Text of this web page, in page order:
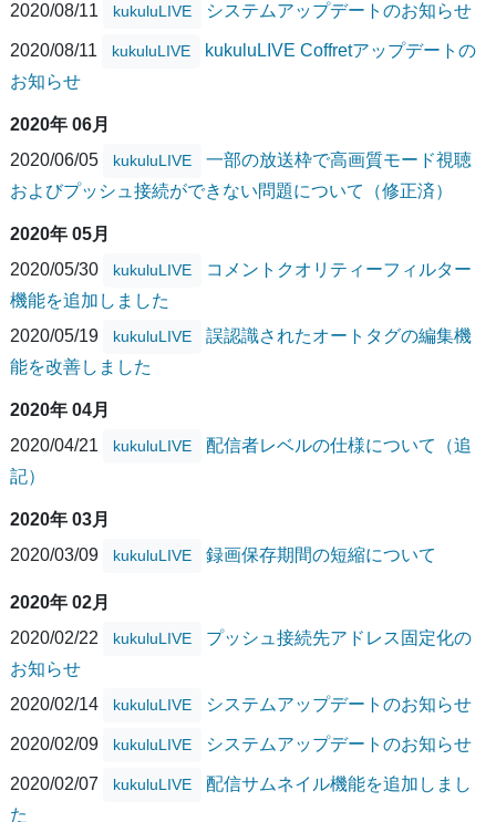
2020/08/11
kukuluLIVE システムアップデートのお知らせ
2020/08/11 kukuluLIVE
kukuluLIVE Coffretアップデートの
お知らせ
2020年 06月
2020/06/05
kukuluLIVE
一部の放送枠で高画質モード視聴
およびプッシュ接続ができない問題について（修正済）
2020年 05月
2020/05/30
kukuluLIVE
コメントクオリティーフィルター
機能を追加しました
2020/05/19
kukuluLIVE
誤認識されたオートタグの編集機
能を改善しました
2020年 04月
2020/04/21
kukuluLIVE
配信者レベルの仕様について（追
記）
2020年 03月
2020/03/09
kukuluLIVE 録画保存期間の短縮について
2020年 02月
2020/02/22
kukuluLIVE
プッシュ接続先アドレス固定化の
お知らせ
2020/02/14
kukuluLIVE システムアップデートのお知らせ
2020/02/09 kukuluLIVE システムアップデートのお知らせ
2020/02/07 kukuluLIVE
配信サムネイル機能を追加しまし
た